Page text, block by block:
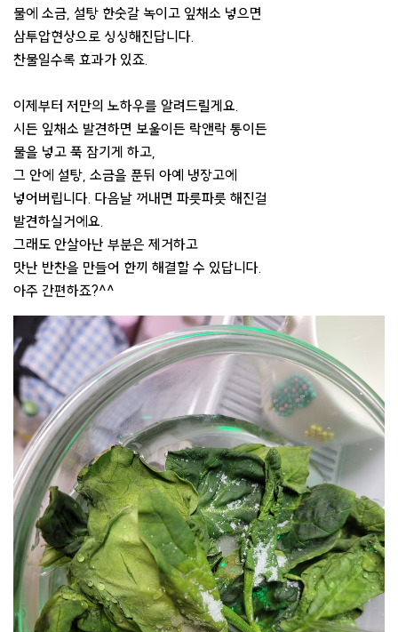
물에 소금, 설탕 한숫갈 녹이고 잎채소 넣으면
삼투압현상으로 싱싱해진답니다.
찬물일수록 효과가 있죠.
이제부터 저만의 노하우를 알려드릴게요.
시든 잎채소 발견하면 보울이든 락앤락 통이든
물을 넣고 푹 잠기게 하고,
그 안에 설탕, 소금을 푼뒤 아예 냉장고에
넣어버립니다. 다음날 꺼내면 파릇파릇 해진걸
발견하실거에요.
그래도 안살아난 부분은 제거하고
맛난 반찬을 만들어 한끼 해결할 수 있답니다.
아주 간편하죠?^^